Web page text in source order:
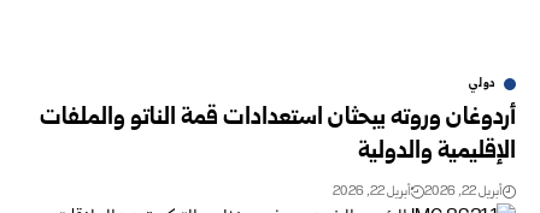
دولي
أردوغان وروته يبحثان استعدادات قمة الناتو والملفات
الإقليمية والدولية
أبريل 22, 2026 أبريل 22, 2026